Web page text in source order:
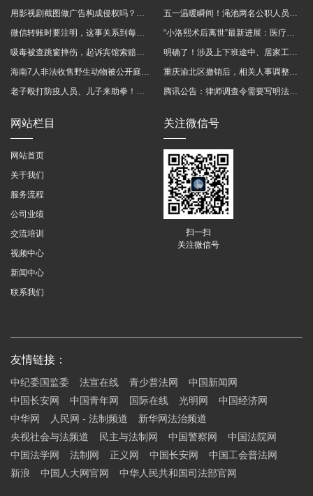
用影视剧截图做广告构成侵权吗？法院这样判
微信转账时要注明，这事关系到每个人……
吸毒被查跳窗摔伤，起诉宾馆索赔，法院这样判！
海南7人非法收售野生动物被公开庭审 涉案金额2100多万
老子殴打防疫人员、儿子来助拳！均被判刑
五一温暖瞬间！渑池两名公职人员，路遇车祸挺身而出
“小洛熙术后离世”最新进展：医疗事故鉴定已启动
明确了！涉及上下班途中、居家工作等，这些情形可认定工伤→
重庆渝北区撤销后，相关人事调整再披露
腾讯公告：律师调查令需要写明法官手机号，2025年12月31日后施行
网站栏目
网站首页
关于我们
服务流程
公司业绩
交流培训
视频中心
新闻中心
联系我们
关注微信号
扫一扫
关注微信号
友情链接：
中纪委国监委 法宣在线 青少普法网
中国新闻网
中国长安网
中国青年网 国际在线 光明网
中国经济网
中华网
人民网 - 法制频道
新华网法治频道
央视社会与法频道
民主与法制网 中国警察网
中国法院网
中国法学网
法制网 正义网 中国长安网
中国工会普法网
新浪
中国人大网官网 中华人民共和国司法部官网